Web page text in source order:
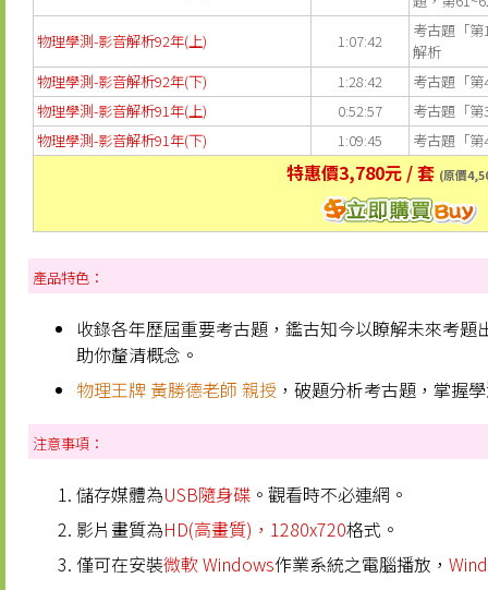
物理學測-影音解析92年(上)
1:07:42
考古題「
解析
物理學測-影音解析92年(下)
1:28:42
考古題「
物理學測-影音解析91年(上)
0:52:57
考古題「
物理學測-影音解析91年(下)
1:09:45 考古題「
特惠價3,780元 / 套 (原價
產品特色：
收錄各年歷屆重要考古題，鑑古知今以瞭解未來考
助你釐清概念。
物理王牌 黃勝德老師 親授 ，破題分析考古題，掌握
注意事項：
儲存媒體為USB隨身碟 。觀看時不必連網。
影片畫質為HD(高畫質)，1280x720格式。
僅可在安裝微軟 Windows作業系統之電腦播放，